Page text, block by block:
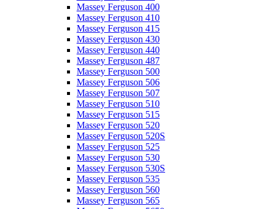
Massey Ferguson 400
Massey Ferguson 410
Massey Ferguson 415
Massey Ferguson 430
Massey Ferguson 440
Massey Ferguson 487
Massey Ferguson 500
Massey Ferguson 506
Massey Ferguson 507
Massey Ferguson 510
Massey Ferguson 515
Massey Ferguson 520
Massey Ferguson 520S
Massey Ferguson 525
Massey Ferguson 530
Massey Ferguson 530S
Massey Ferguson 535
Massey Ferguson 560
Massey Ferguson 565